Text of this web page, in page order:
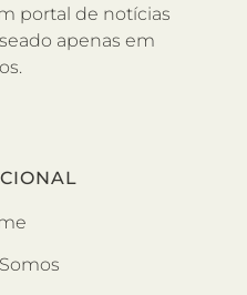
portal de notícias
apenas em